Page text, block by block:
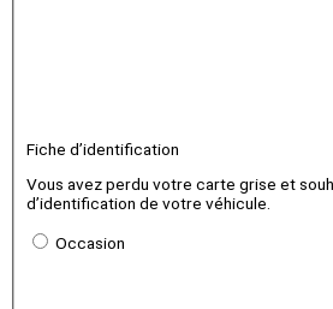
Fiche d’identification
Vous avez perdu votre carte grise et
d’identification de votre véhicule.
Occasion